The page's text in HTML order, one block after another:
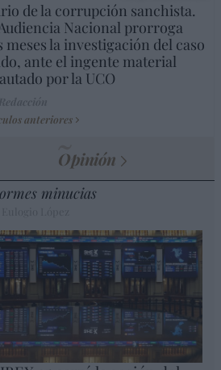
de la corrupción sanchista.
Nacional prorroga
meses la investigación del caso
ante el ingente material
por la UCO
anteriores
Opinión
minucias